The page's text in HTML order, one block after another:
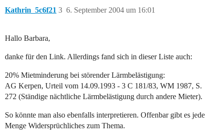
Kathrin_5c6f21 6. September 2004 um 16:01
3
Hallo Barbara,
danke für den Link. Allerdings fand sich in dieser Liste auch:
20% Mietminderung bei störender Lärmbelästigung:
AG Kerpen, Urteil vom 14.09.1993 - 3 C 181/83, WM 1987, S.
272 (Ständige nächtliche Lärmbelästigung durch andere Mieter).
So könnte man also ebenfalls interpretieren. Offenbar gibt es jede
Menge Widersprüchliches zum Thema.